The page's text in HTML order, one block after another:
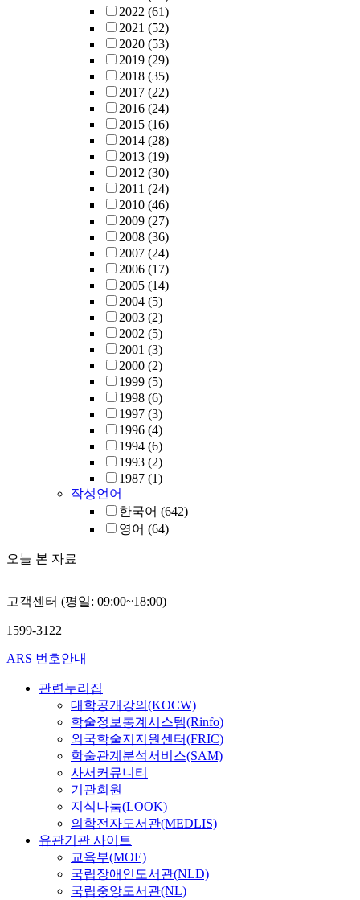
2022 (61)
2021 (52)
2020 (53)
2019 (29)
2018 (35)
2017 (22)
2016 (24)
2015 (16)
2014 (28)
2013 (19)
2012 (30)
2011 (24)
2010 (46)
2009 (27)
2008 (36)
2007 (24)
2006 (17)
2005 (14)
2004 (5)
2003 (2)
2002 (5)
2001 (3)
2000 (2)
1999 (5)
1998 (6)
1997 (3)
1996 (4)
1994 (6)
1993 (2)
1987 (1)
작성언어
한국어 (642)
영어 (64)
오늘 본 자료
고객센터 (평일: 09:00~18:00)
1599-3122
ARS 번호안내
관련누리집
대학공개강의(KOCW)
학술정보통계시스템(Rinfo)
외국학술지지원센터(FRIC)
학술관계분석서비스(SAM)
사서커뮤니티
기관회원
지식나눔(LOOK)
의학전자도서관(MEDLIS)
유관기관 사이트
교육부(MOE)
국립장애인도서관(NLD)
국립중앙도서관(NL)